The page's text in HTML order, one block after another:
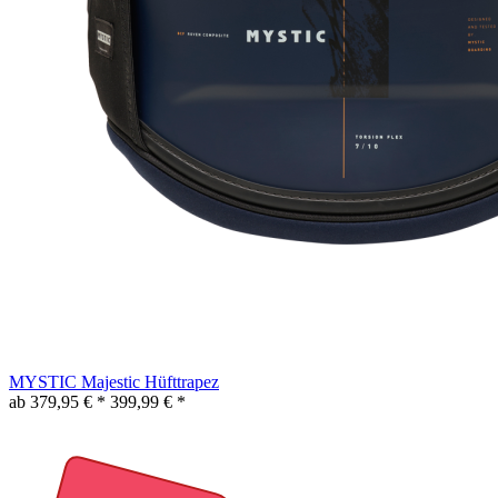
MYSTIC Majestic Hüfttrapez
ab 379,95 € * 399,99 € *